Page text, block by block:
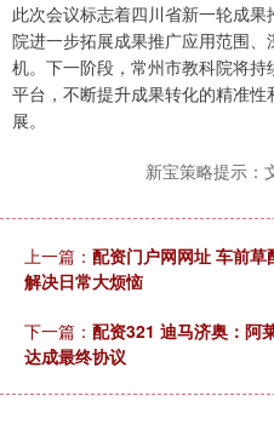
此次会议标志着四川省新一轮成
院进一步拓展成果推广应用范围
机。下一阶段，常州市教科院将
平台，不断提升成果转化的精准
展。
新宝策略提示：
上一篇： 配资门户网网址 车前草
解决日常大烦恼
下一篇： 配资321 迪马济奥：阿
达成最终协议